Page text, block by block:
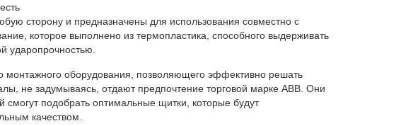
сторону и предназначены для использования совместно с
которое выполнено из термопластика, способного выдерживать
ударопрочностью.
монтажного оборудования, позволяющего эффективно решать
не задумываясь, отдают предпочтение торговой марке АВВ. Они
смогут подобрать оптимальные щитки, которые будут
качеством.